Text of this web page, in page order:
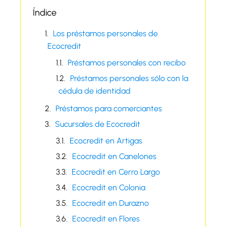
Índice
Los préstamos personales de
Ecocredit
Préstamos personales con recibo
Préstamos personales sólo con la
cédula de identidad
Préstamos para comerciantes
Sucursales de Ecocredit
Ecocredit en Artigas
Ecocredit en Canelones
Ecocredit en Cerro Largo
Ecocredit en Colonia
Ecocredit en Durazno
Ecocredit en Flores